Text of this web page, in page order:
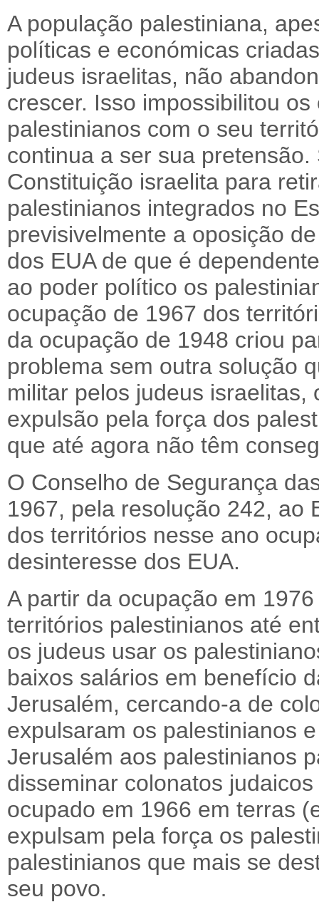
A população palestiniana,
políticas e económicas
judeus israelitas, não
crescer. Isso impossibilitou
palestinianos com o seu
continua a ser sua
Constituição israelita para
palestinianos integrados no
previsivelmente a oposição
dos EUA de que é
ao poder político os
ocupação de 1967 dos
da ocupação de 1948 criou
problema sem outra solução
militar pelos judeus israelitas,
expulsão pela força dos
que até agora não têm
O Conselho de Segurança
1967, pela resolução 242, ao
dos territórios nesse ano
desinteresse dos EUA.
A partir da ocupação em
territórios palestinianos até
os judeus usar os
baixos salários em benefício
Jerusalém, cercando-a de
expulsaram os palestinianos
Jerusalém aos palestinianos
disseminar colonatos
ocupado em 1966 em terras
expulsam pela força os
palestinianos que mais se
seu povo.